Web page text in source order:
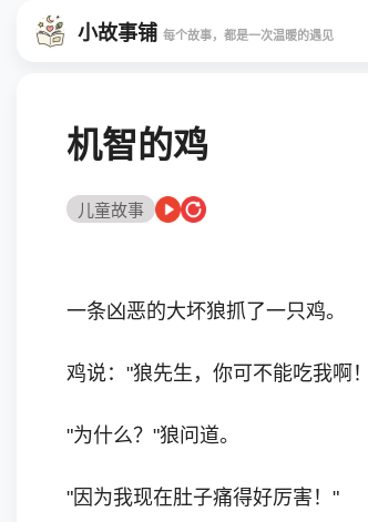
小故事铺 每个故事，都是一次温暖的遇见
机智的鸡
儿童故事
一条凶恶的大坏狼抓了一只鸡。
鸡说："狼先生，你可不能吃我啊
"为什么？"狼问道。
"因为我现在肚子痛得好厉害！"